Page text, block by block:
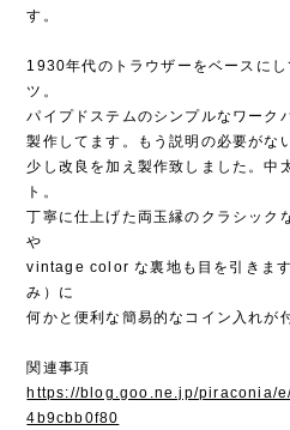
す。
1930年代のトラウザーをベースに
ツ。
パイプドステムのシンプルなワーク
製作してます。もう説明の必要がな
少し改良を加え製作致しました。中
ト。
丁寧に仕上げた両玉縁のクラシック
や
vintage color な裏地も目を引きま
み）に
何かと便利な簡易的なコイン入れが
関連事項
https://blog.goo.ne.jp/piraconia/
4b9cbb0f80